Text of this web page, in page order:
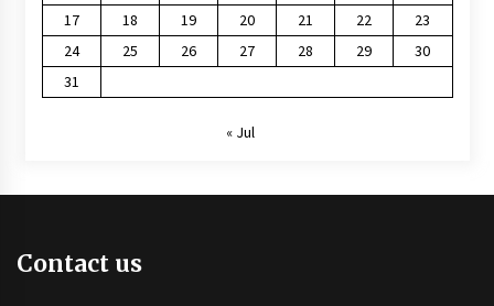
17
18 19 20 21 22
23
24
25 26 27 28 29
30
31
« Jul
Contact us